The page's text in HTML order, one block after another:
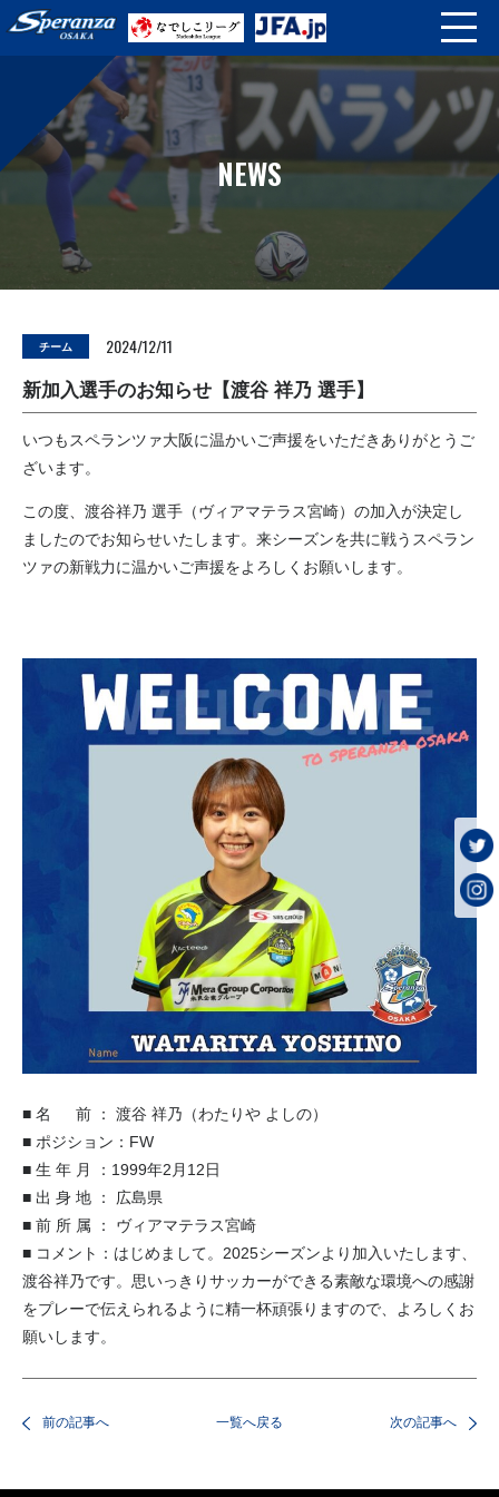
NEWS
チーム 2024/12/11
新加入選手のお知らせ【渡谷 祥乃 選手】
いつもスペランツァ大阪に温かいご声援をいただきありがとうご
ざいます。
この度、渡谷祥乃 選手（ヴィアマテラス宮崎）の加入が決定し
ましたのでお知らせいたします。来シーズンを共に戦うスペラン
ツァの新戦力に温かいご声援をよろしくお願いします。
■ 名 前 ： 渡谷 祥乃（わたりや よしの）
■ ポジション：FW
■ 生 年 月 ：1999年2月12日
■ 出 身 地 ： 広島県
■ 前 所 属 ： ヴィアマテラス宮崎
■ コメント：はじめまして。2025シーズンより加入いたします、
渡谷祥乃です。思いっきりサッカーができる素敵な環境への感謝
をプレーで伝えられるように精一杯頑張りますので、よろしくお
願いします。
前の記事へ 一覧へ戻る 次の記事へ